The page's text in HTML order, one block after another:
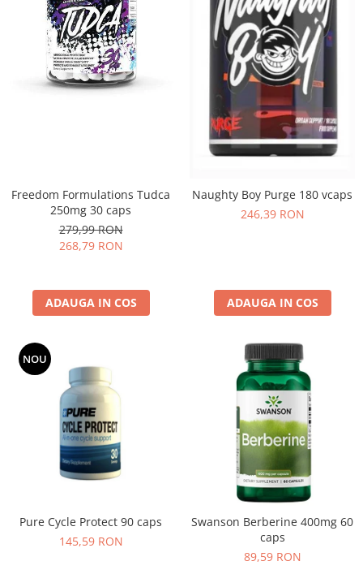
Freedom Formulations Tudca
250mg 30 caps
279,99 RON
268,79 RON
ADAUGA IN COS
Naughty Boy Purge 180 vcaps
246,39 RON
ADAUGA IN COS
NOU
Pure Cycle Protect 90 caps
145,59 RON
Swanson Berberine 400mg 60
caps
89,59 RON